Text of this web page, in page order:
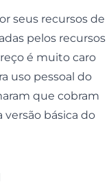
seus recursos de
pelos recursos
é muito caro
uso pessoal do
que cobram
versão básica do